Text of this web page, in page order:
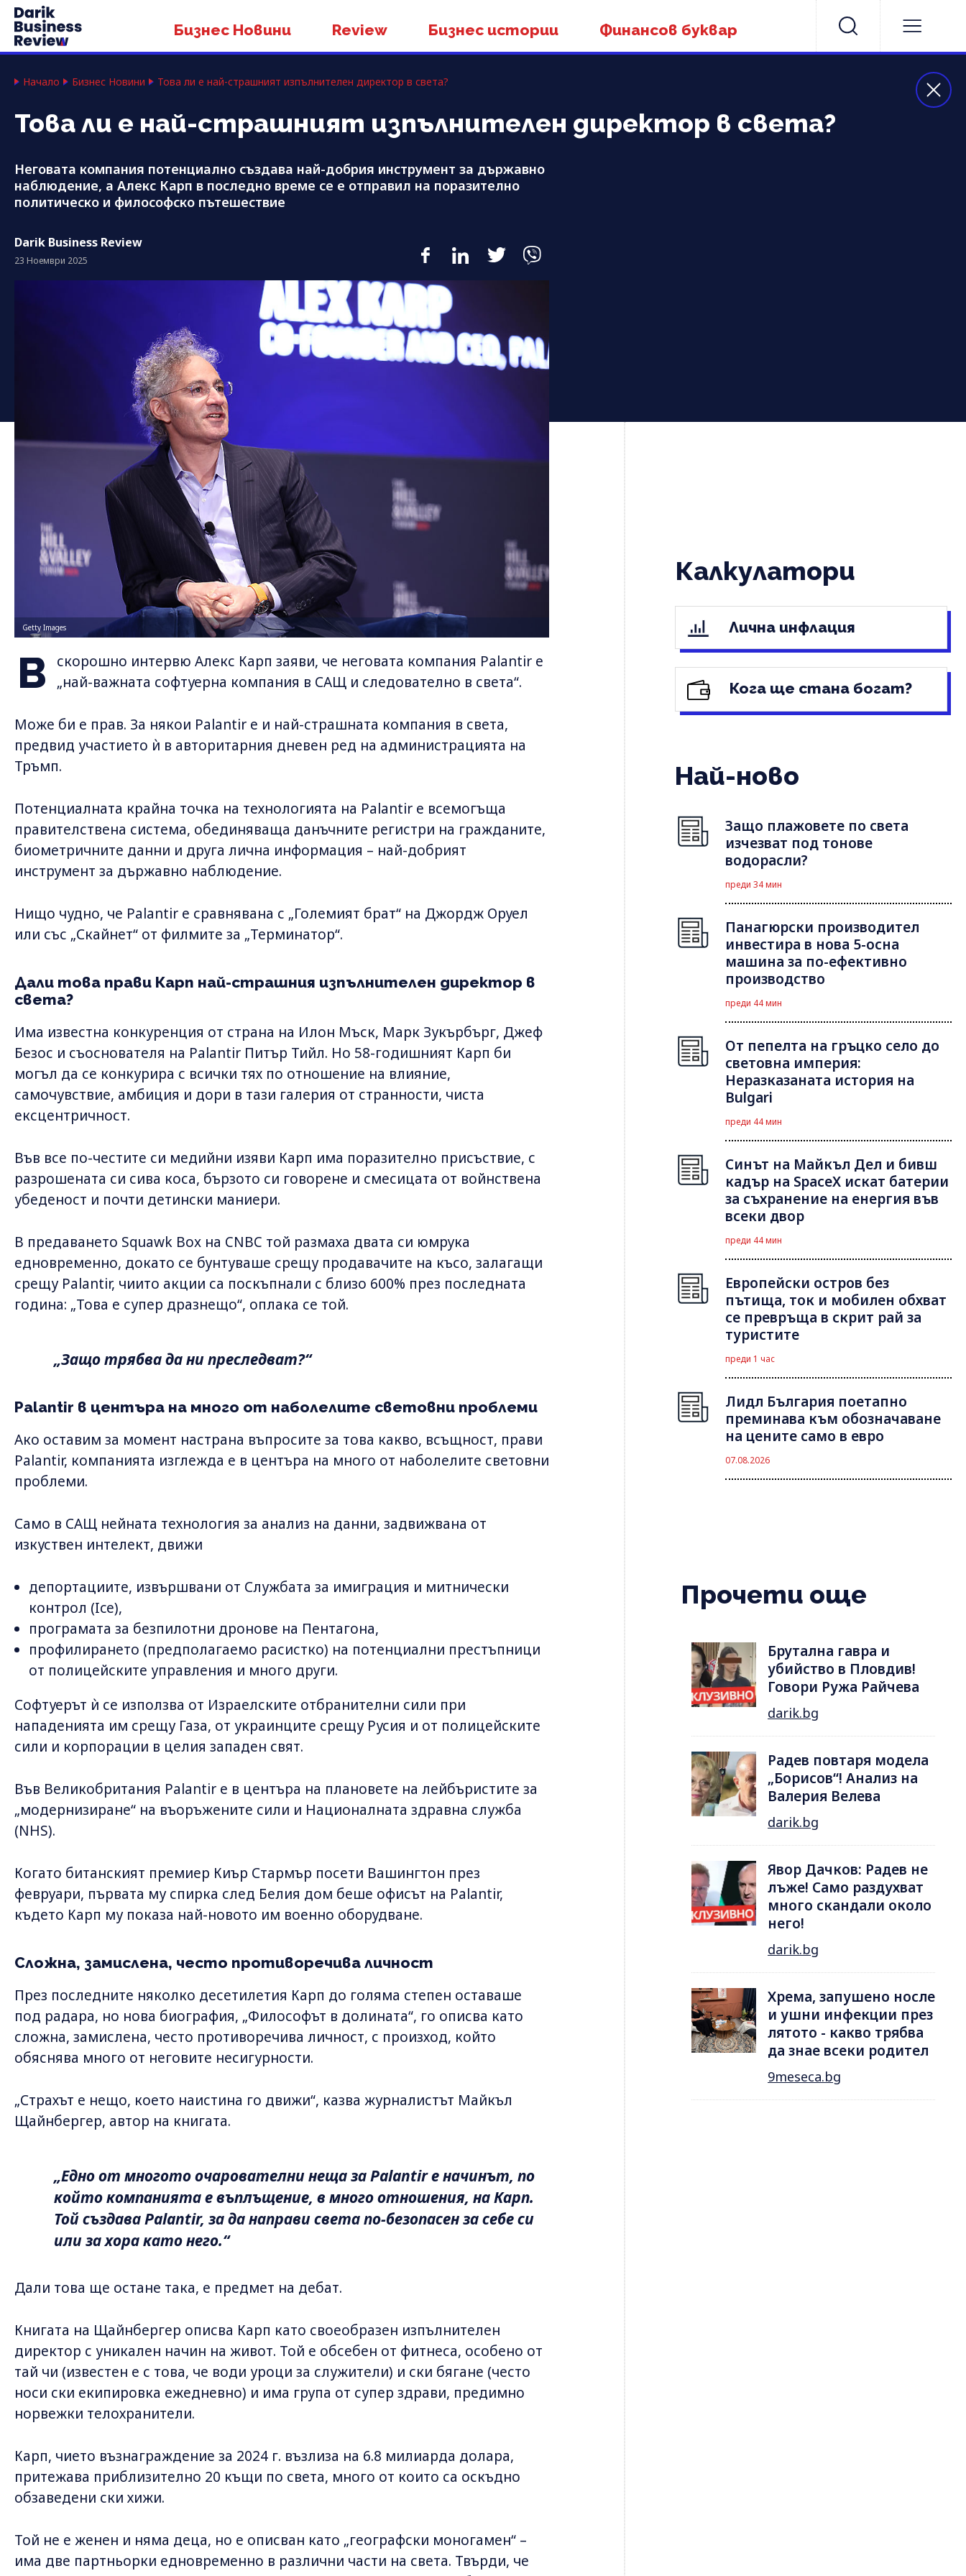
Бизнес Новини Review Бизнес истории Финансов буквар
Начало Бизнес Новини Това ли е най-страшният изпълнителен директор в света?
Това ли е най-страшният изпълнителен директор в света?
Неговата компания потенциално създава най-добрия инструмент за държавно
наблюдение, а Алекс Карп в последно време се е отправил на поразително
политическо и философско пътешествие
Darik Business Review
23 Ноември 2025
Getty Images
В
скорошно интервю Алекс Карп заяви, че неговата компания Palantir е
„най-важната софтуерна компания в САЩ и следователно в света“.
Може би е прав. За някои Palantir е и най-страшната компания в света,
предвид участието ѝ в авторитарния дневен ред на администрацията на
Тръмп.
Потенциалната крайна точка на технологията на Palantir е всемогъща
правителствена система, обединяваща данъчните регистри на гражданите,
биометричните данни и друга лична информация – най-добрият
инструмент за държавно наблюдение.
Нищо чудно, че Palantir е сравнявана с „Големият брат“ на Джордж Оруел
или със „Скайнет“ от филмите за „Терминатор“.
Дали това прави Карп най-страшния изпълнителен директор в
света?
Има известна конкуренция от страна на Илон Мъск, Марк Зукърбърг, Джеф
Безос и съоснователя на Palantir Питър Тийл. Но 58-годишният Карп би
могъл да се конкурира с всички тях по отношение на влияние,
самочувствие, амбиция и дори в тази галерия от странности, чиста
ексцентричност.
Във все по-честите си медийни изяви Карп има поразително присъствие, с
разрошената си сива коса, бързото си говорене и смесицата от войнствена
убеденост и почти детински маниери.
В предаването Squawk Box на CNBC той размаха двата си юмрука
едновременно, докато се бунтуваше срещу продавачите на късо, залагащи
срещу Palantir, чиито акции са поскъпнали с близо 600% през последната
година: „Това е супер дразнещо“, оплака се той.
„Защо трябва да ни преследват?“
Palantir в центъра на много от наболелите световни проблеми
Ако оставим за момент настрана въпросите за това какво, всъщност, прави
Palantir, компанията изглежда е в центъра на много от наболелите световни
проблеми.
Само в САЩ нейната технология за анализ на данни, задвижвана от
изкуствен интелект, движи
депортациите, извършвани от Службата за имиграция и митнически
контрол (Ice),
програмата за безпилотни дронове на Пентагона,
профилирането (предполагаемо расистко) на потенциални престъпници
от полицейските управления и много други.
Софтуерът ѝ се използва от Израелските отбранителни сили при
нападенията им срещу Газа, от украинците срещу Русия и от полицейските
сили и корпорации в целия западен свят.
Във Великобритания Palantir е в центъра на плановете на лейбъристите за
„модернизиране“ на въоръжените сили и Националната здравна служба
(NHS).
Когато битанският премиер Киър Стармър посети Вашингтон през
февруари, първата му спирка след Белия дом беше офисът на Palantir,
където Карп му показа най-новото им военно оборудване.
Сложна, замислена, често противоречива личност
През последните няколко десетилетия Карп до голяма степен оставаше
под радара, но нова биография, „Философът в долината“, го описва като
сложна, замислена, често противоречива личност, с произход, който
обяснява много от неговите несигурности.
„Страхът е нещо, което наистина го движи“, казва журналистът Майкъл
Щайнбергер, автор на книгата.
„Едно от многото очарователни неща за Palantir е начинът, по
който компанията е въплъщение, в много отношения, на Карп.
Той създава Palantir, за да направи света по-безопасен за себе си
или за хора като него.“
Дали това ще остане така, е предмет на дебат.
Книгата на Щайнбергер описва Карп като своеобразен изпълнителен
директор с уникален начин на живот. Той е обсебен от фитнеса, особено от
тай чи (известен е с това, че води уроци за служители) и ски бягане (често
носи ски екипировка ежедневно) и има група от супер здрави, предимно
норвежки телохранители.
Карп, чието възнаграждение за 2024 г. възлиза на 6.8 милиарда долара,
притежава приблизително 20 къщи по света, много от които са оскъдно
обзаведени ски хижи.
Той не е женен и няма деца, но е описван като „географски моногамен“ –
има две партньорки едновременно в различни части на света. Твърди, че
Калкулатори
Лична инфлация
Кога ще стана богат?
Най-ново
Защо плажовете по света
изчезват под тонове
водорасли?
преди 34 мин
Панагюрски производител
инвестира в нова 5-осна
машина за по-ефективно
производство
преди 44 мин
От пепелта на гръцко село до
световна империя:
Неразказаната история на
Bulgari
преди 44 мин
Синът на Майкъл Дeл и бивш
кадър на SpaceX искат батерии
за съхранение на енергия във
всеки двор
преди 44 мин
Европейски остров без
пътища, ток и мобилен обхват
се превръща в скрит рай за
туристите
преди 1 час
Лидл България поетапно
преминава към обозначаване
на цените само в евро
07.08.2026
Прочети още
Брутална гавра и
убийство в Пловдив!
Говори Ружа Райчева
darik.bg
Радев повтаря модела
„Борисов“! Анализ на
Валерия Велева
darik.bg
Явор Дачков: Радев не
лъже! Само раздухват
много скандали около
него!
darik.bg
Хрема, запушено носле
и ушни инфекции през
лятотo - какво трябва
да знае всеки родител
9meseca.bg